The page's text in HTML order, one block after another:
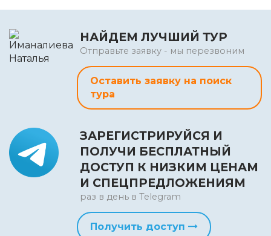
НАЙДЕМ ЛУЧШИЙ ТУР
Отправьте заявку - мы перезвоним
Оставить заявку на поиск
тура
ЗАРЕГИСТРИРУЙСЯ И
ПОЛУЧИ БЕСПЛАТНЫЙ
ДОСТУП К НИЗКИМ ЦЕНАМ
И СПЕЦПРЕДЛОЖЕНИЯМ
раз в день в Telegram
Получить доступ